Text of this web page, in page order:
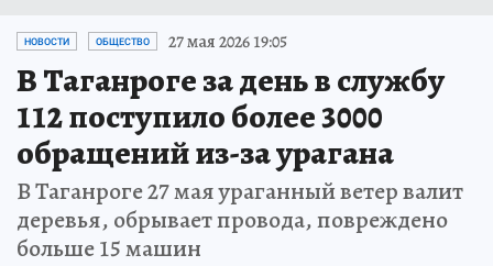
НОВОСТИ ОБЩЕСТВО 27 мая 2026 19:05
В Таганроге за день в службу
112 поступило более 3000
обращений из-за урагана
В Таганроге 27 мая ураганный ветер валит
деревья, обрывает провода, повреждено
больше 15 машин